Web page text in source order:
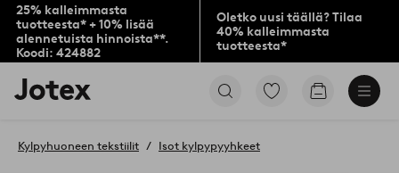
25% kalleimmasta
tuotteesta* + 10% lisää
alennetuista hinnoista**.
Koodi: 424882
Oletko uusi täällä? Tilaa
40% kalleimmasta
tuotteesta*
Jotex-
logo
aloitussivulle
Siirry
Siirry
Kylpyhuoneen tekstiilit Isot kylpypyyhkeet